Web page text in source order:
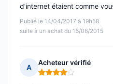
Publié le 14/04/2017 à 19h58
suite à un achat du 16/06/2015
d'internet étaient comme
A
Acheteur vérifié
Note : 4 sur 5